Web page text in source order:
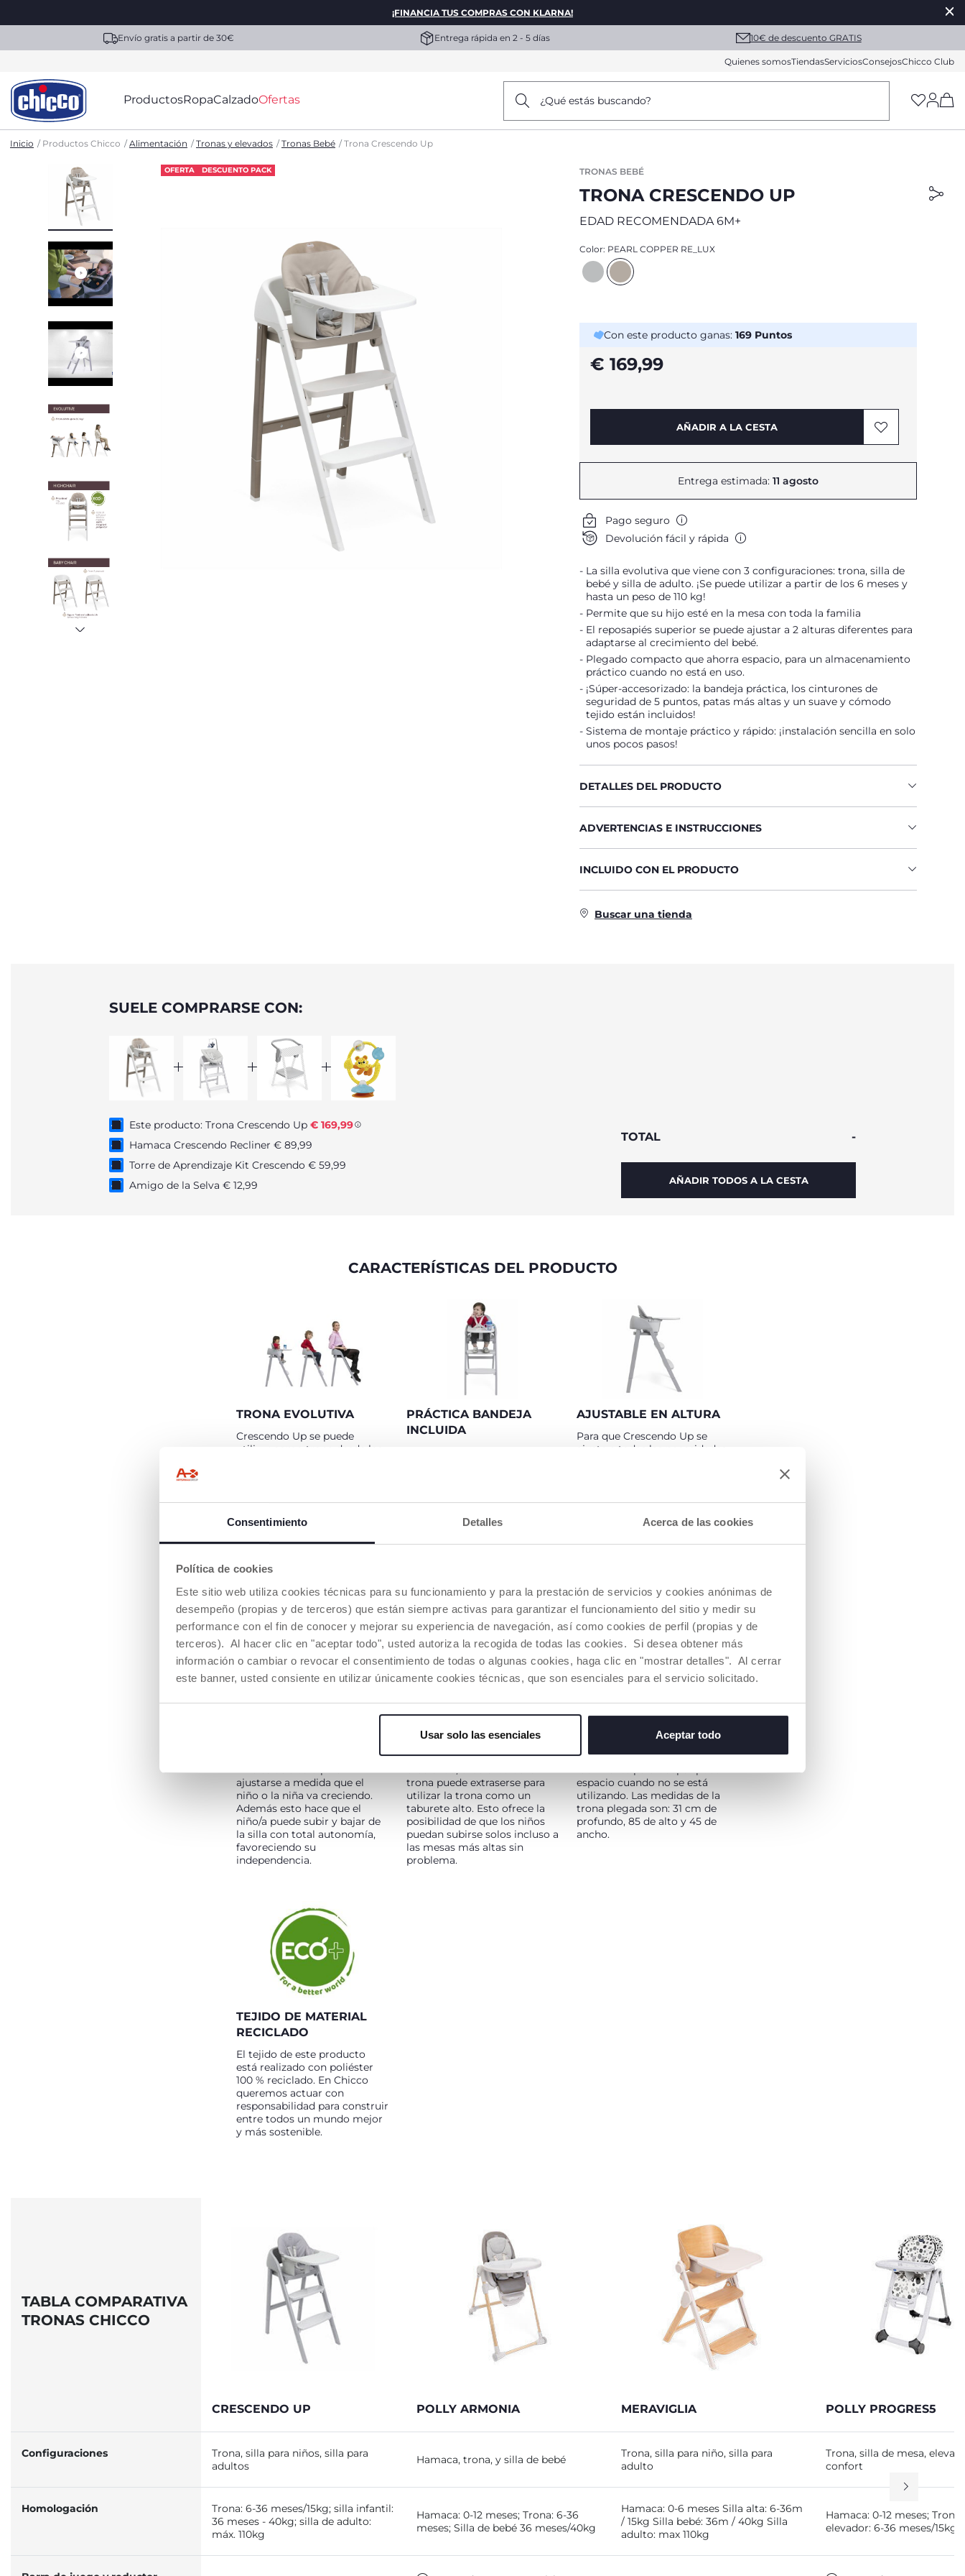
Consentimiento Detalles Acerca de las cookies
Política de cookies
Este sitio web utiliza cookies técnicas para su funcionamiento y para la prestación de servicios y cookies anónimas de
desempeño (propias y de terceros) que están siempre activas para garantizar el funcionamiento del sitio y medir su
performance con el fin de conocer y mejorar su experiencia de navegación, así como cookies de perfil (propias y de
terceros). Al hacer clic en "aceptar todo", usted autoriza la recogida de todas las cookies. Si desea obtener más
información o cambiar o revocar el consentimiento de todas o algunas cookies, haga clic en "mostrar detalles". Al cerrar
este banner, usted consiente en utilizar únicamente cookies técnicas, que son esenciales para el servicio solicitado.
Usar solo las esenciales Aceptar todo
¡FINANCIA TUS COMPRAS CON KLARNA!
Envío gratis a partir de 30€ Entrega rápida en 2 - 5 días 10€ de descuento GRATIS
Quienes somosTiendasServiciosConsejosChicco Club
ProductosRopaCalzadoOfertas ¿Qué estás buscando?
Inicio Productos Chicco Alimentación Tronas y elevados Tronas Bebé Trona Crescendo Up
OFERTA DESCUENTO PACK TRONAS BEBÉ
TRONA CRESCENDO UP
EDAD RECOMENDADA 6M+
Color: PEARL COPPER RE_LUX
Con este producto ganas: 169 Puntos
€ 169,99
AÑADIR A LA CESTA
Entrega estimada: 11 agosto
Pago seguro
Devolución fácil y rápida
La silla evolutiva que viene con 3 configuraciones: trona, silla de
bebé y silla de adulto. ¡Se puede utilizar a partir de los 6 meses y
hasta un peso de 110 kg!
Permite que su hijo esté en la mesa con toda la familia
El reposapiés superior se puede ajustar a 2 alturas diferentes para
adaptarse al crecimiento del bebé.
Plegado compacto que ahorra espacio, para un almacenamiento
práctico cuando no está en uso.
¡Súper-accesorizado: la bandeja práctica, los cinturones de
seguridad de 5 puntos, patas más altas y un suave y cómodo
tejido están incluidos!
Sistema de montaje práctico y rápido: ¡instalación sencilla en solo
unos pocos pasos!
DETALLES DEL PRODUCTO
ADVERTENCIAS E INSTRUCCIONES
INCLUIDO CON EL PRODUCTO
Buscar una tienda
SUELE COMPRARSE CON:
Este producto: Trona Crescendo Up € 169,99
Hamaca Crescendo Recliner € 89,99
Torre de Aprendizaje Kit Crescendo € 59,99
Amigo de la Selva € 12,99
TOTAL -
AÑADIR TODOS A LA CESTA
CARACTERÍSTICAS DEL PRODUCTO
TRONA EVOLUTIVA
Crescendo Up se puede
utilizar como trona desde los
utilizarlo como silla alta para
hasta los 40 kg, ¡y también
como taburete o silla de
PRÁCTICA BANDEJA
INCLUIDA
durante las comidas. Además
el asiento cuenta con
cinturones de 5 puntos para
mayor seguridad.
AJUSTABLE EN ALTURA
Para que Crescendo Up se
ajuste a todas las necesidades,
bebés podrán comer en
islas más altas.
El reposapiés superior tiene 2
niveles de altura para
ajustarse a medida que el
niño o la niña va creciendo.
Además esto hace que el
niño/a puede subir y bajar de
la silla con total autonomía,
favoreciendo su
independencia.
SILLA INFANTIL
Cuando el niño o la niña va
creciendo, el asiento de la
trona puede extraserse para
utilizar la trona como un
taburete alto. Esto ofrece la
posibilidad de que los niños
puedan subirse solos incluso a
las mesas más altas sin
problema.
PLEGABLE Y COMPACTA
Esta práctica trona se cierra
fácilmente para ocupar poco
espacio cuando no se está
utilizando. Las medidas de la
trona plegada son: 31 cm de
profundo, 85 de alto y 45 de
ancho.
TEJIDO DE MATERIAL
RECICLADO
El tejido de este producto
está realizado con poliéster
100 % reciclado. En Chicco
queremos actuar con
responsabilidad para construir
entre todos un mundo mejor
y más sostenible.
TABLA COMPARATIVA
TRONAS CHICCO
CRESCENDO UP POLLY ARMONIA MERAVIGLIA POLLY PROGRES5
Configuraciones
Trona, silla para niños, silla para
adultos
Hamaca, trona, y silla de bebé
Trona, silla para niño, silla para
adulto
Trona, silla de mesa,
confort
Homologación
Trona: 6-36 meses/15kg; silla infantil:
36 meses - 40kg; silla de adulto:
máx. 110kg
Hamaca: 0-12 meses; Trona: 6-36
meses; Silla de bebé 36 meses/40kg
Hamaca: 0-6 meses Silla alta: 6-36m
/ 15kg Silla bebé: 36m / 40kg Silla
adulto: max 110kg
Hamaca: 0-12 meses;
elevador: 6-36 meses/15kg